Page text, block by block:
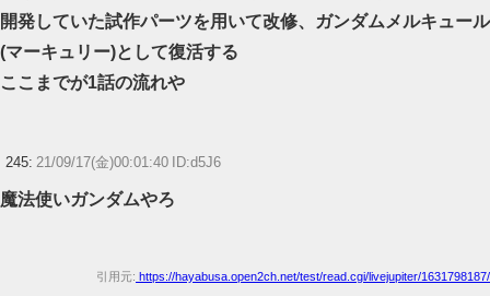
開発していた試作パーツを用いて改修、ガンダムメルキュール
(マーキュリー)として復活する
ここまでが1話の流れや
245: 21/09/17(金)00:01:40 ID:d5J6
魔法使いガンダムやろ
引用元: https://hayabusa.open2ch.net/test/read.cgi/livejupiter/1631798187/